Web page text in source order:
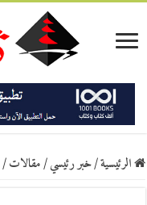
الرئيسية/خبر رئيسي/مقالات/